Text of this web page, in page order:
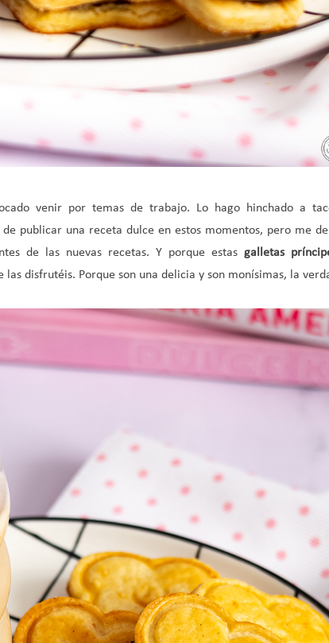
venir por temas de trabajo. Lo hago hinchado a
publicar una receta dulce en estos momentos, pero me
de las nuevas recetas. Y porque estas galletas
las disfrutéis. Porque son una delicia y son monísimas, la